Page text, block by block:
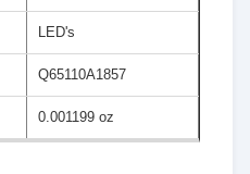
LED's
Q65110A1857
0.001199 oz